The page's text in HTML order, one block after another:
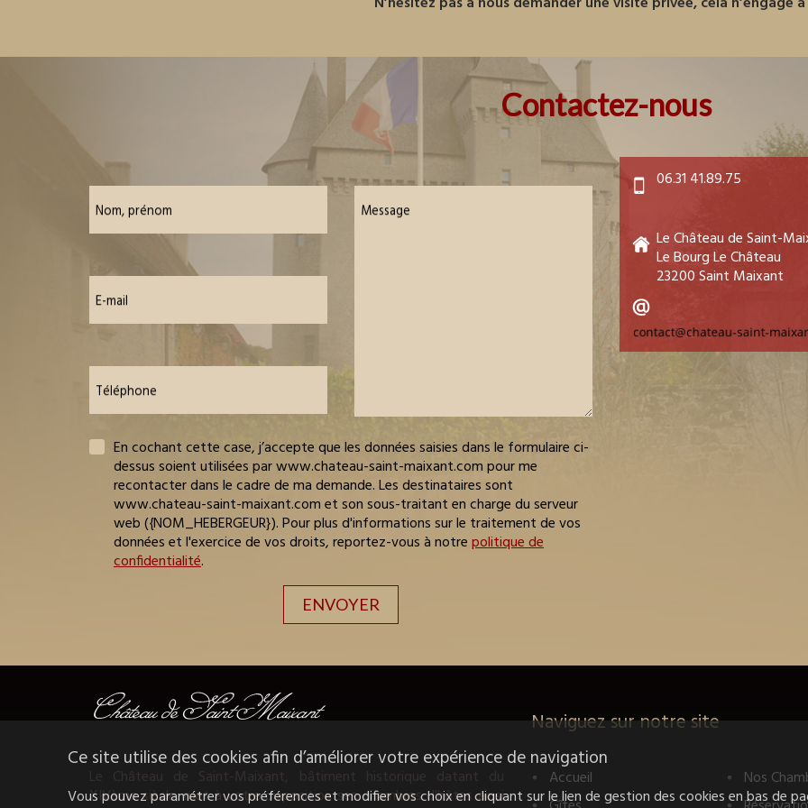
Contactez-nous
Nom, prénom
E-mail
Téléphone
Message
En cochant cette case, j’accepte que les données saisies dans le formulaire ci-
dessus soient utilisées par www.chateau-saint-maixant.com pour me
recontacter dans le cadre de ma demande. Les destinataires sont
www.chateau-saint-maixant.com et son sous-traitant en charge du serveur
web ({NOM_HEBERGEUR}). Pour plus d'informations sur le traitement de vos
données et l'exercice de vos droits, reportez-vous à notrepolitique de
confidentialité.
06.31 41.89.75
Le Château de Saint-
Le Bourg Le Château
23200 Saint Maixant
Le Château de Saint-Maixant, bâtiment historique datant du
XIVème siècle, met à votre disposition ses chambres d'hôtes ainsi
Naviguez sur notre site
Accueil Nos
Ce site utilise des cookies afin d’améliorer votre expérience de navigation
Vous pouvez paramétrer vos préférences et modifier vos choix en cliquant sur le lien de gestion des cookies en bas de